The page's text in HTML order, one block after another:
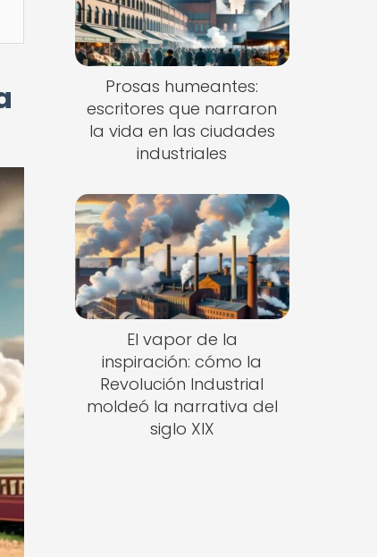
Prosas humeantes:
escritores que narraron
la vida en las ciudades
industriales
El vapor de la
inspiración: cómo la
Revolución Industrial
moldeó la narrativa del
siglo XIX